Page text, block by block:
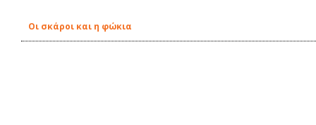
Οι σκάροι και η φώκια